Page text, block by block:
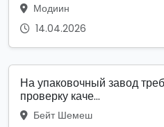
Модиин
14.04.2026
На упаковочный завод
проверку каче...
Бейт Шемеш